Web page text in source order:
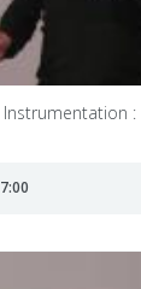
: